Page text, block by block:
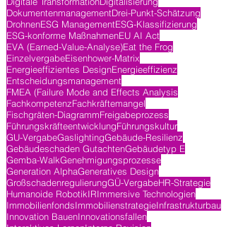
DokumentenmanagementDrei-Punkt-Schätzung
DrohnenESG ManagementESG-Klassifizierung
ESG-konforme MaßnahmenEU AI Act
EVA (Earned-Value-Analyse)Eat the Frog
EinzelvergabeEisenhower-Matrix
Energieeffizientes DesignEnergieeffizienz
Entscheidungsmanagement
FMEA (Failure Mode and Effects Analysis
FachkompetenzFachkräftemangel
Fischgräten-DiagrammFreigabeprozess
FührungskräfteentwicklungFührungskultur
GU-VergabeGaslightingGebäude-Resilienz
Gebäudeschaden GutachtenGebäudetyp E
Gemba-WalkGenehmigungsprozesse
Generation AlphaGeneratives Design
GroßschadenregulierungGÜ-VergabeHR-Strategie
Humanoide RobotikIRImmersive Technologien
ImmobilienfondsImmobilienstrategieInfrastrukturbau
Innovation BauenInnovationsfallen